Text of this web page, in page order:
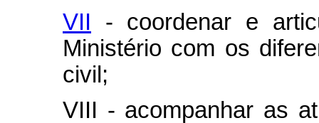
VII - coordenar e
Ministério com os
civil;
VIII - acompanhar as